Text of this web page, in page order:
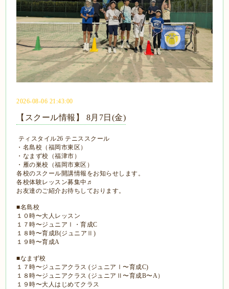
2026-08-06 21:43:00
【スクール情報】 8月7日(金)
ティスタイル26 テニススクール
・名島校（福岡市東区）
・なまず校（福津市）
・雁の巣校（福岡市東区）
各校のスクール開講情報をお知らせします。
各校体験レッスン募集中♬
お友達のご紹介お待ちしております。
■名島校
１０時〜大人レッスン
１７時〜ジュニアⅠ・育成C
１８時〜育成B(ジュニアⅡ)
１９時〜育成A
■なまず校
１７時〜ジュニアクラス (ジュニアⅠ〜育成C)
１８時〜ジュニアクラス (ジュニアⅡ〜育成B〜A）
１９時〜大人はじめてクラス